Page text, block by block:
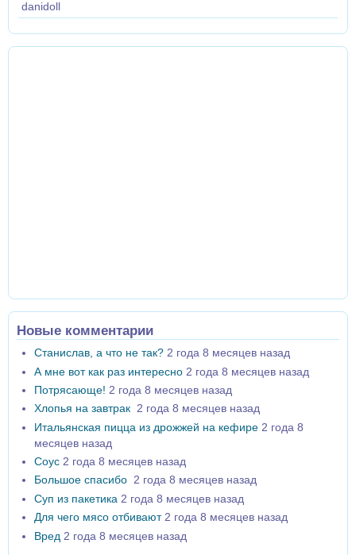
danidoll
Новые комментарии
Станислав, а что не так? 2 года 8 месяцев назад
А мне вот как раз интересно 2 года 8 месяцев назад
Потрясающе! 2 года 8 месяцев назад
Хлопья на завтрак 2 года 8 месяцев назад
Итальянская пицца из дрожжей на кефире 2 года 8
месяцев назад
Соус 2 года 8 месяцев назад
Большое спасибо 2 года 8 месяцев назад
Суп из пакетика 2 года 8 месяцев назад
Для чего мясо отбивают 2 года 8 месяцев назад
Вред 2 года 8 месяцев назад